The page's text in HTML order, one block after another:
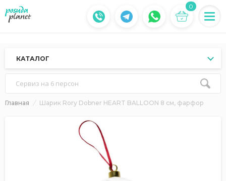
0
КАТАЛОГ
Сервиз на 6 персон
Главная Шарик Rory Dobner HEART BALLOON 8 см, фарфор